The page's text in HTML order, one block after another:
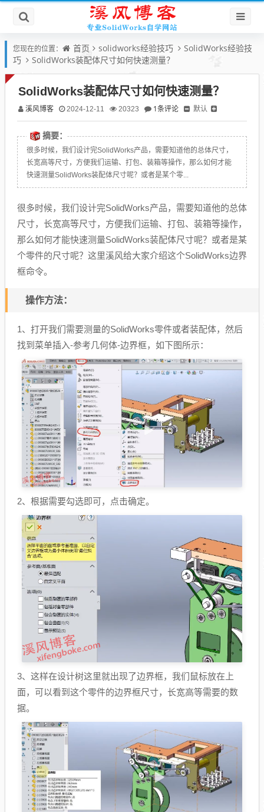
您现在的位置： 首页 solidworks经验技巧
SolidWorks经验技
巧
SolidWorks装配体尺寸如何快速测量？
SolidWorks装配体尺寸如何快速测量？
溪风博客 2024-12-11 20323 1条评论 默认
摘要：
很多时候，我们设计完SolidWorks产品，需要知道他的总体尺寸，
长宽高等尺寸，方便我们运输、打包、装箱等操作，那么如何才能
快速测量SolidWorks装配体尺寸呢？或者是某个零...
很多时候，我们设计完SolidWorks产品，需要知道他的总体
尺寸，长宽高等尺寸，方便我们运输、打包、装箱等操作，
那么如何才能快速测量SolidWorks装配体尺寸呢？或者是某
个零件的尺寸呢？这里溪风给大家介绍这个SolidWorks边界
框命令。
操作方法：
1、打开我们需要测量的SolidWorks零件或者装配体，然后
找到菜单插入-参考几何体-边界框，如下图所示：
2、根据需要勾选即可，点击确定。
3、这样在设计树这里就出现了边界框，我们鼠标放在上
面，可以看到这个零件的边界框尺寸，长宽高等需要的数
据。